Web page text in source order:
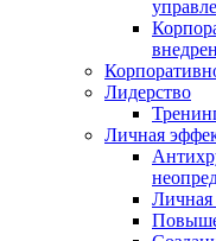
Лидерство
Личная
Личная